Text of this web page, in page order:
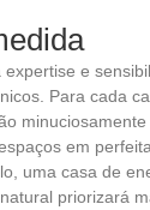
e
Para cada
em
uma casa de
priorizará